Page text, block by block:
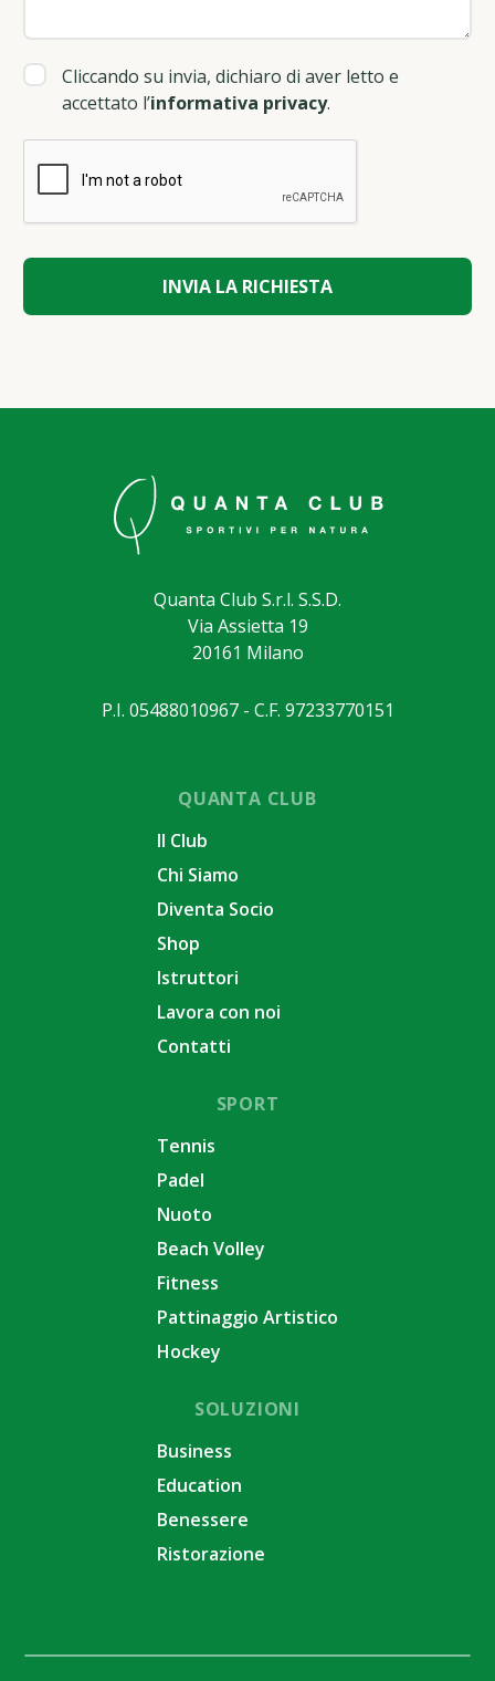
Cliccando su invia, dichiaro di aver letto e
accettato l’informativa privacy.
Quanta Club S.r.l. S.S.D.
Via Assietta 19
20161 Milano
P.I. 05488010967 - C.F. 97233770151
QUANTA CLUB
Il Club
Chi Siamo
Diventa Socio
Shop
Istruttori
Lavora con noi
Contatti
SPORT
Tennis
Padel
Nuoto
Beach Volley
Fitness
Pattinaggio Artistico
Hockey
SOLUZIONI
Business
Education
Benessere
Ristorazione